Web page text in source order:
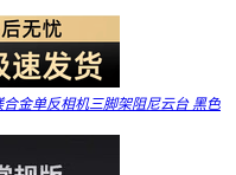
合金单反相机三脚架阻尼云台 黑色